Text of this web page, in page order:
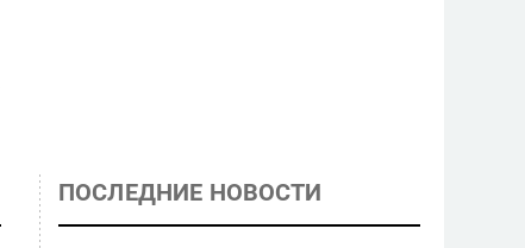
ПОСЛЕДНИЕ НОВОСТИ